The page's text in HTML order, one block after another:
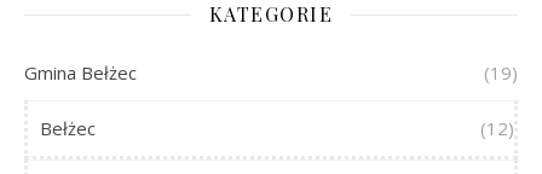
KATEGORIE
Gmina Bełżec (19)
Bełżec (12)